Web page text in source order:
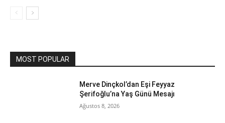
MOST POPULAR
Merve Dinçkol’dan Eşi Feyyaz
Şerifoğlu’na Yaş Günü Mesajı
Ağustos 8, 2026